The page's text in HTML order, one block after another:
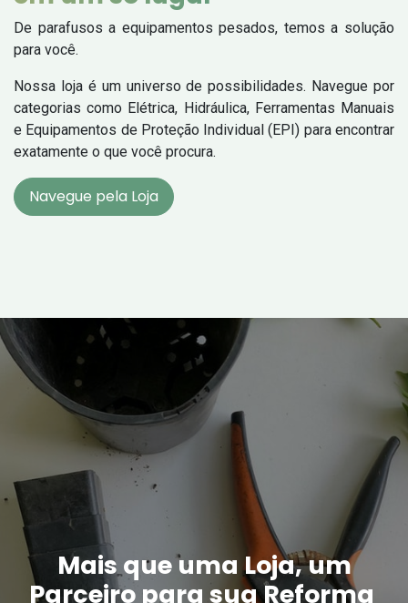
De parafusos a equipamentos pesados, temos a solução
para você.
Nossa loja é um universo de possibilidades. Navegue por
categorias como Elétrica, Hidráulica, Ferramentas Manuais
e Equipamentos de Proteção Individual (EPI) para encontrar
exatamente o que você procura.
Navegue pela Loja
Mais que uma Loja, um
Parceiro para sua Reforma